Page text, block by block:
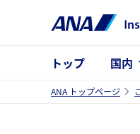
トップ 国内
ANA トップページ